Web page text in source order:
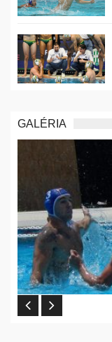
GALÉRIA